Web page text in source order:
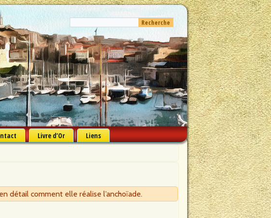
Livre d’Or Liens
détail comment elle réalise l’anchoïade.